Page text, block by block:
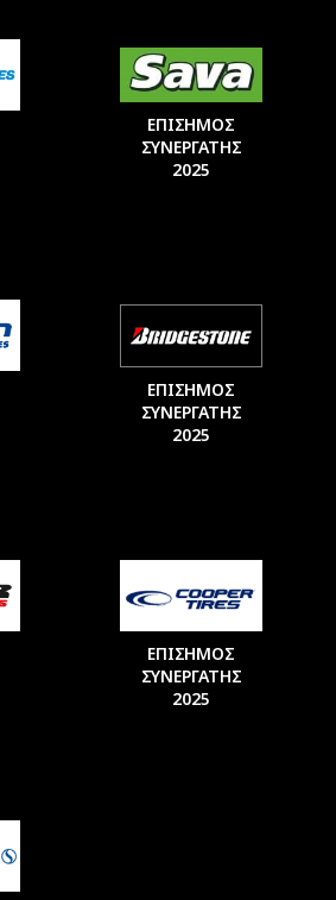
ΕΠΙΣΗΜΟΣ
ΣΥΝΕΡΓΑΤΗΣ
2025
ΕΠΙΣΗΜΟΣ
ΣΥΝΕΡΓΑΤΗΣ
2025
ΕΠΙΣΗΜΟΣ
ΣΥΝΕΡΓΑΤΗΣ
2025